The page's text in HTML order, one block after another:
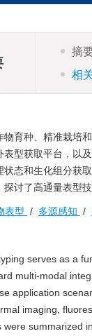
摘
相
物育种、精准栽培
表型获取平台，以
状态和生化组分获
探讨了高通量表型
表型 / 多源感知 /
serves as a
multi-modal
application
imaging,
were summarized